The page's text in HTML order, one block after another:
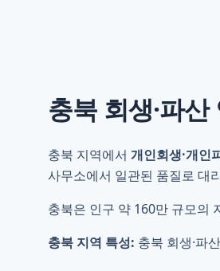
충북 회생·파산
충북 지역에서 개인회생·개인
사무소에서 일관된 품질로 대
충북은 인구 약 160만 규모의
충북 지역 특성: 충북 회생·파